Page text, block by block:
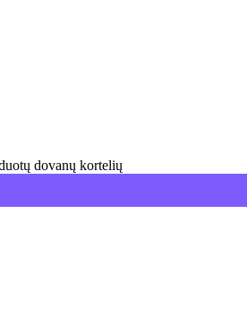
dovanų kortelių